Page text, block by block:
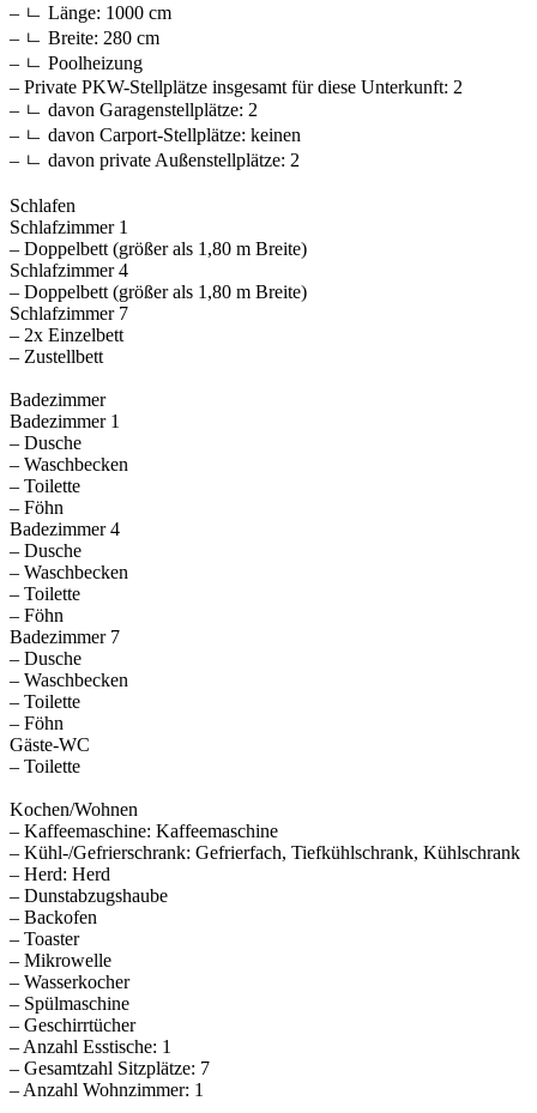
– ㄴ Länge: 1000 cm
– ㄴ Breite: 280 cm
– ㄴ Poolheizung
– Private PKW-Stellplätze insgesamt für diese Unterkunft: 2
– ㄴ davon Garagenstellplätze: 2
– ㄴ davon Carport-Stellplätze: keinen
– ㄴ davon private Außen­stellplätze: 2
Schlafen
Schlafzimmer 1
– Doppelbett (größer als 1,80 m Breite)
Schlafzimmer 4
– Doppelbett (größer als 1,80 m Breite)
Schlafzimmer 7
– 2x Einzelbett
– Zustellbett
Badezimmer
Badezimmer 1
– Dusche
– Waschbecken
– Toilette
– Föhn
Badezimmer 4
– Dusche
– Waschbecken
– Toilette
– Föhn
Badezimmer 7
– Dusche
– Waschbecken
– Toilette
– Föhn
Gäste-WC
– Toilette
Kochen/Wohnen
– Kaffeemaschine: Kaffeemaschine
– Kühl-/Gefrierschrank: Gefrierfach, Tiefkühlschrank, Kühlschrank
– Herd: Herd
– Dunstabzugshaube
– Backofen
– Toaster
– Mikrowelle
– Wasserkocher
– Spülmaschine
– Geschirrtücher
– Anzahl Esstische: 1
– Gesamtzahl Sitzplätze: 7
– Anzahl Wohnzimmer: 1